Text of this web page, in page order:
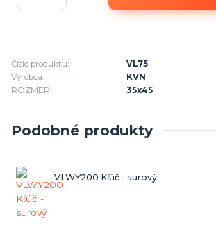
Číslo produktu:
VL75
Výrobca:
KVN
ROZMER:
35x45
Podobné produkty
VLWY200 Kľúč - surový